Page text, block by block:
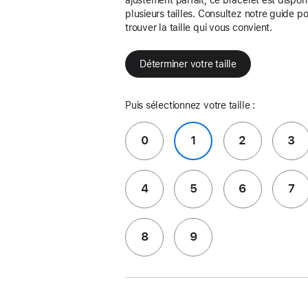
plusieurs tailles. Consultez notre guide
trouver la taille qui vous convient.
Déterminer votre taille
Puis sélectionnez votre taille :
0 1 2 3
4 5 6 7
8 9